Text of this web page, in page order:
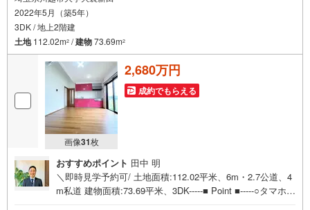
2022年5月（築5年）
3DK / 地上2階建
土地112.02m2 /建物73.69m2
画像31枚
2,680万円
成約でもらえる
おすすめポイント 田中 明
＼即時見学予約可/ 土地面積:112.02平米、6m・2.7公道、4
m私道 建物面積:73.69平米、3DK-----■ Point ■-----○タマホー